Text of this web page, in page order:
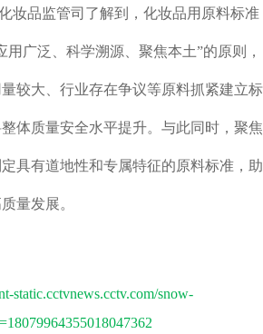
妆品监管司了解到，化妆品用原料标准
用广泛、科学溯源、聚焦本土”的原则，
较大、行业存在争议等原料抓紧建立标
体质量安全水平提升。与此同时，聚焦
具有道地性和专属特征的原料标准，助
量发展。
static.cctvnews.cctv.com/snow-